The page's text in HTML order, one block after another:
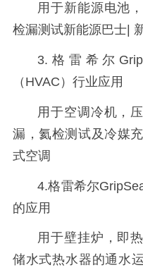
用于新能源电池
检漏测试新能源巴士|
3. 格雷希 尔
（HVAC）行业应用
用于空调冷机，
漏，氦检测试及冷媒
式空调
4.格雷希尔
的应用
用于壁挂炉，即
储水式热水器的通水